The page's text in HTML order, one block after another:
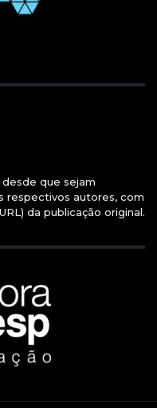
que sejam
respectivos autores, com
da publicação original.